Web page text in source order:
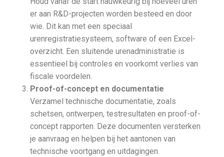
er aan R&D-projecten worden besteed en door
wie. Dit kan met een speciaal
urenregistratiesysteem, software of een Excel-
overzicht. Een sluitende urenadministratie is
essentieel bij controles en voorkomt verlies van
fiscale voordelen.
Proof-of-concept en documentatie
Verzamel technische documentatie, zoals
schetsen, ontwerpen, testresultaten en proof-of-
concept rapporten. Deze documenten versterken
je aanvraag en helpen bij het aantonen van
technische voortgang en uitdagingen.